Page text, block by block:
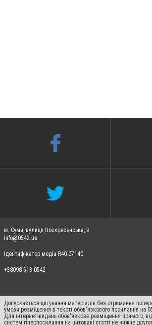
м. Суми, вулиця Воскресенська, 9
info@0542.ua
Ідентифікатор медіа R40-07140
+38098 513 0542
Допускається цитування матеріалів без отримання
умови розміщення в тексті обов'язкового посилання на
Для інтернет-видань обов'язкове розміщення прямого,
систем гіперпосилання на цитовані статті не нижче